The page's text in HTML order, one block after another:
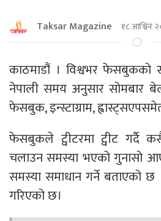
Taksar Magazine १८ आश्विन
काठमाडौं । विश्वभर फेसबुकको
नेपाली समय अनुसार सोमबार
फेसबुक, इन्स्टाग्राम,
फेसबुकले ट्वीटरमा ट्वीट
चलाउन समस्या भएको गुनासो
समस्या समाधान गर्ने बताएको छ
गरिएको छ।